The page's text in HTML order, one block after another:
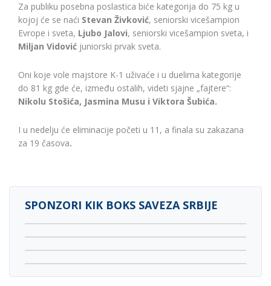
Za publiku posebna poslastica biće kategorija do 75 kg u
kojoj će se naći Stevan Živković, seniorski vicešampion
Evrope i sveta, Ljubo Jalovi, seniorski vicešampion sveta, i
Miljan Vidović juniorski prvak sveta.
Oni koje vole majstore K-1 uživaće i u duelima kategorije
do 81 kg gde će, između ostalih, videti sjajne „fajtere“:
Nikolu Stošića, Jasmina Musu i Viktora Šubića.
I u nedelju će eliminacije početi u 11, a finala su zakazana
za 19 časova.
SPONZORI KIK BOKS SAVEZA SRBIJE